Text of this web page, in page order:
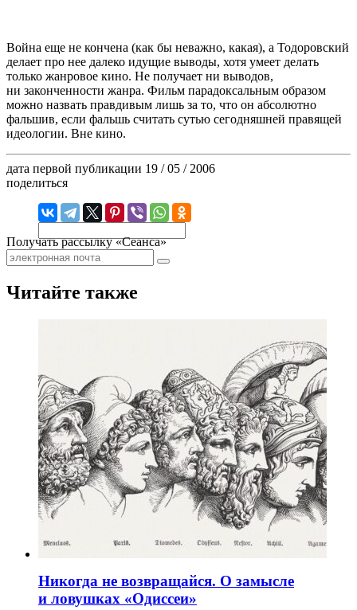
Война еще не кончена (как бы неважно, какая), а Тодоровский
делает про нее далеко идущие выводы, хотя умеет делать
только жанровое кино. Не получает ни выводов,
ни законченности жанра. Фильм парадоксальным образом
можно назвать правдивым лишь за то, что он абсолютно
фальшив, если фальшь считать сутью сегодняшней правящей
идеологии. Вне кино.
дата первой публикации 19 / 05 / 2006
поделиться
Получать рассылку «Сеанса»
Читайте также
Никогда не возвращайся. О замысле
и ловушках «Одиссеи»